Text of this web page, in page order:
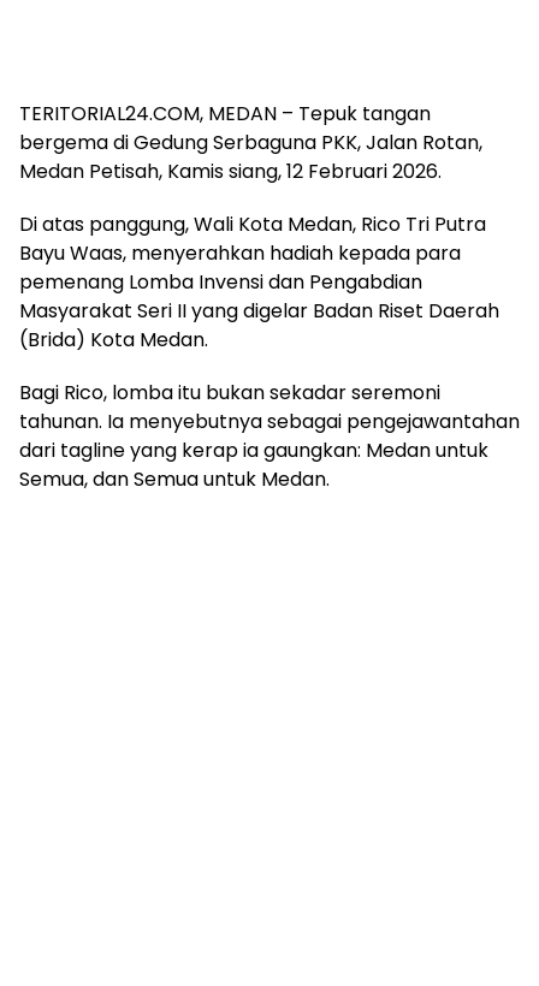
TERITORIAL24.COM, MEDAN – Tepuk tangan
bergema di Gedung Serbaguna PKK, Jalan Rotan,
Medan Petisah, Kamis siang, 12 Februari 2026.
Di atas panggung, Wali Kota Medan, Rico Tri Putra
Bayu Waas, menyerahkan hadiah kepada para
pemenang Lomba Invensi dan Pengabdian
Masyarakat Seri II yang digelar Badan Riset Daerah
(Brida) Kota Medan.
Bagi Rico, lomba itu bukan sekadar seremoni
tahunan. Ia menyebutnya sebagai pengejawantahan
dari tagline yang kerap ia gaungkan: Medan untuk
Semua, dan Semua untuk Medan.